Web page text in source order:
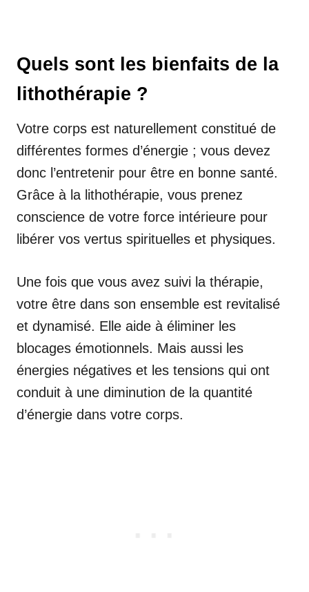
Quels sont les bienfaits de la
lithothérapie ?
Votre corps est naturellement constitué de
différentes formes d’énergie ; vous devez
donc l’entretenir pour être en bonne santé.
Grâce à la lithothérapie, vous prenez
conscience de votre force intérieure pour
libérer vos vertus spirituelles et physiques.
Une fois que vous avez suivi la thérapie,
votre être dans son ensemble est revitalisé
et dynamisé. Elle aide à éliminer les
blocages émotionnels. Mais aussi les
énergies négatives et les tensions qui ont
conduit à une diminution de la quantité
d’énergie dans votre corps.